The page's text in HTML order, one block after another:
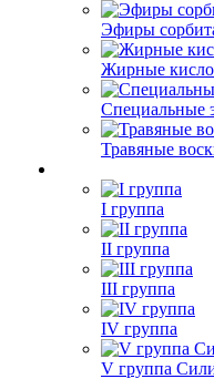
Эфиры
Жирные
Специальные
Травяные
I группа
II группа
III группа
IV группа
V группа